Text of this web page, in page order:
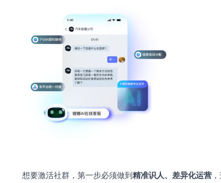
想要激活社群，第一步必须做到精准识人、差异化运营